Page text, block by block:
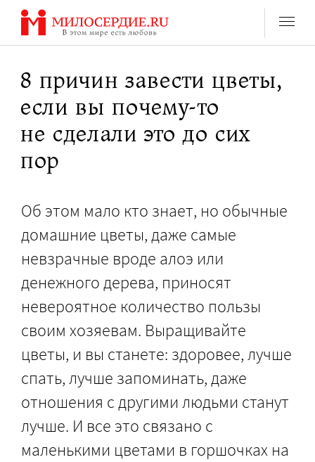
Перейти
содержанию
8 причин завести цветы,
если вы почему-то
не сделали это до сих
пор
Об этом мало кто знает, но обычные
домашние цветы, даже самые
невзрачные вроде алоэ или
денежного дерева, приносят
невероятное количество пользы
своим хозяевам. Выращивайте
цветы, и вы станете: здоровее, лучше
спать, лучше запоминать, даже
отношения с другими людьми станут
лучше. И все это связано с
маленькими цветами в горшочках на